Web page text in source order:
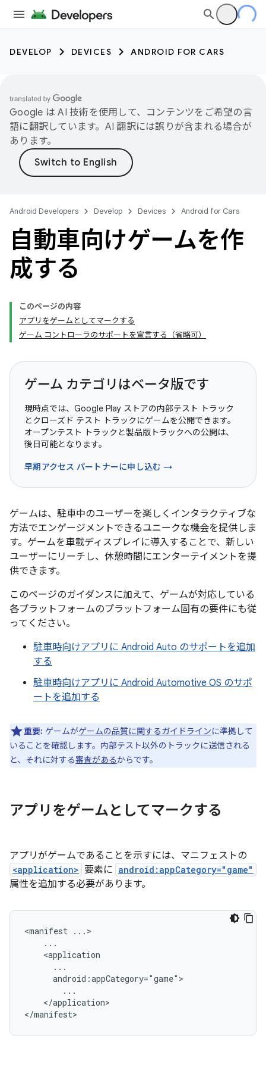
DEVELOP DEVICES ANDROID FOR CARS
Google は AI 技術を使用して、コンテンツをご希望の言
語に翻訳しています。AI 翻訳には誤りが含まれる場合が
あります。
Android Developers Develop Devices Android for Cars
自動車向けゲームを作
成する
このページの内容
アプリをゲームとしてマークする
ゲーム コントローラのサポートを宣言する（省略可）
ゲーム カテゴリはベータ版です
現時点では、Google Play ストアの内部テスト トラック
とクローズド テスト トラックにゲームを公開できます。
オープンテスト トラックと製品版トラックへの公開は、
後日可能となります。
早期アクセス パートナーに申し込む →
ゲームは、駐車中のユーザーを楽しくインタラクティブな
方法でエンゲージメントできるユニークな機会を提供しま
す。ゲームを車載ディスプレイに導入することで、新しい
ユーザーにリーチし、休憩時間にエンターテイメントを提
供できます。
このページのガイダンスに加えて、ゲームが対応している
各プラットフォームのプラットフォーム固有の要件にも従
ってください。
駐車時向けアプリに Android Auto のサポートを追加
する
駐車時向けアプリに Android Automotive OS のサポ
ートを追加する
重要: ゲームがゲームの品質に関するガイドラインに準拠して
いることを確認します。内部テスト以外のトラックに送信される
と、それに対する審査があるからです。
アプリをゲームとしてマークする
アプリがゲームであることを示すには、マニフェストの
<application> 要素に android:appCategory="game"
属性を追加する必要があります。
<manifest
</application>